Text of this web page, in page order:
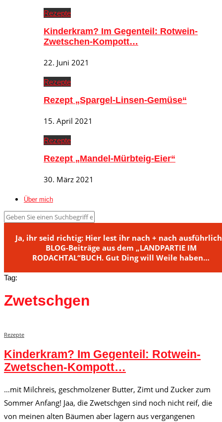
Rezepte
Kinderkram? Im Gegenteil: Rotwein-
Zwetschen-Kompott…
22. Juni 2021
Rezepte
Rezept „Spargel-Linsen-Gemüse“
15. April 2021
Rezepte
Rezept „Mandel-Mürbteig-Eier“
30. März 2021
Über mich
Ja, ihr seid richtig: Hier lest ihr nach + nach
BLOG-Beiträge aus dem „LANDPARTIE IM
RODACHTAL“BUCH. Gut Ding will Weile haben…
Tag:
Zwetschgen
Rezepte
Kinderkram? Im Gegenteil: Rotwein-
Zwetschen-Kompott…
…mit Milchreis, geschmolzener Butter, Zimt und Zucker zum
Sommer Anfang! Jaa, die Zwetschgen sind noch nicht reif, die
von meinen alten Bäumen aber lagern aus vergangenen